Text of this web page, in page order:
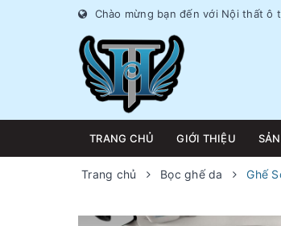
Chào mừng bạn đến với Nội thất ô
TRANG CHỦ GIỚI THIỆU
Trang chủ Bọc ghế da Ghế